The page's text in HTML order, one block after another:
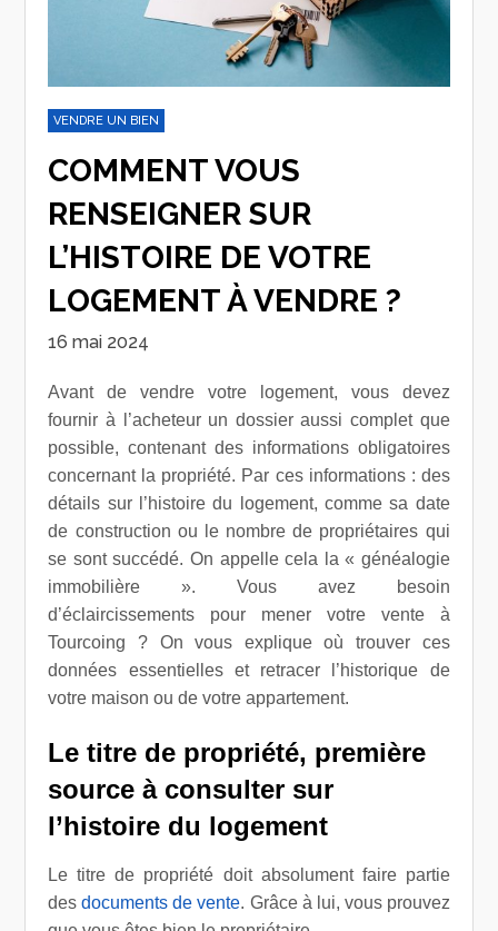
VENDRE UN BIEN
COMMENT VOUS
RENSEIGNER SUR
L’HISTOIRE DE VOTRE
LOGEMENT À VENDRE ?
16 mai 2024
Avant de vendre votre logement, vous devez
fournir à l’acheteur un dossier aussi complet que
possible, contenant des informations obligatoires
concernant la propriété. Par ces informations : des
détails sur l’histoire du logement, comme sa date
de construction ou le nombre de propriétaires qui
se sont succédé. On appelle cela la « généalogie
immobilière ». Vous avez besoin
d’éclaircissements pour mener votre vente à
Tourcoing ? On vous explique où trouver ces
données essentielles et retracer l’historique de
votre maison ou de votre appartement.
Le titre de propriété, première
source à consulter sur
l’histoire du logement
Le titre de propriété doit absolument faire partie
desdocuments de vente. Grâce à lui, vous prouvez